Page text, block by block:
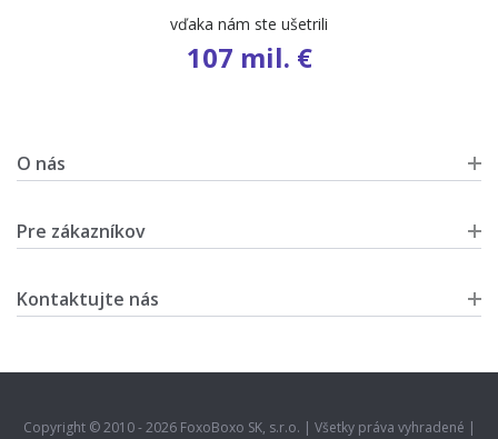
vďaka nám ste ušetrili
107 mil. €
O nás
Pre zákazníkov
Kontaktujte nás
Copyright © 2010 - 2026 FoxoBoxo SK, s.r.o. | Všetky práva vyhradené |